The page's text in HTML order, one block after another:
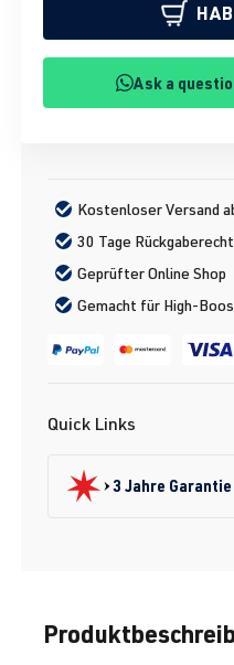
Ask a
Kostenloser Versand
30 Tage Rückgaberecht
Geprüfter Online Shop
Gemacht für High-
Quick Links
3 Jahre Garantie